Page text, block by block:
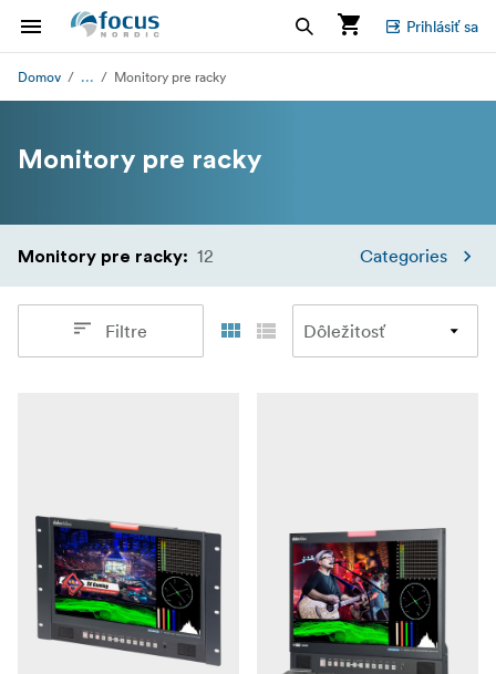
Prihlásiť sa
Domov ... Monitory pre racky
Monitory pre racky
Monitory pre racky: 12 Categories
Filtre